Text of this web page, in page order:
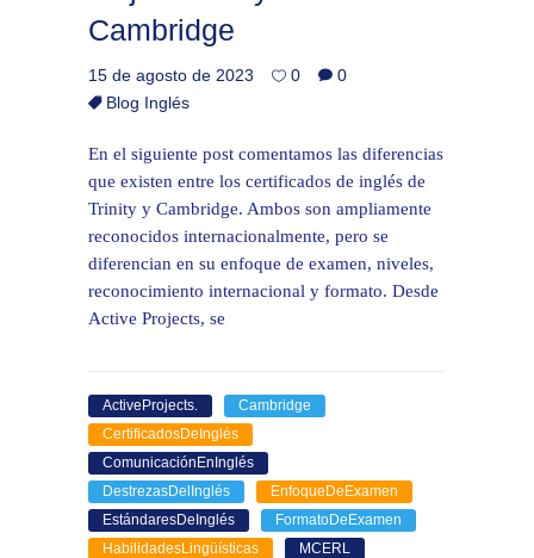
Cambridge
15 de agosto de 2023 0
0
Blog Inglés
En el siguiente post comentamos las diferencias
que existen entre los certificados de inglés de
Trinity y Cambridge. Ambos son ampliamente
reconocidos internacionalmente, pero se
diferencian en su enfoque de examen, niveles,
reconocimiento internacional y formato. Desde
Active Projects, se
ActiveProjects.
Cambridge
CertificadosDeInglés
ComunicaciónEnInglés
DestrezasDelInglés
EnfoqueDeExamen
EstándaresDeInglés
FormatoDeExamen
HabilidadesLingüísticas
MCERL